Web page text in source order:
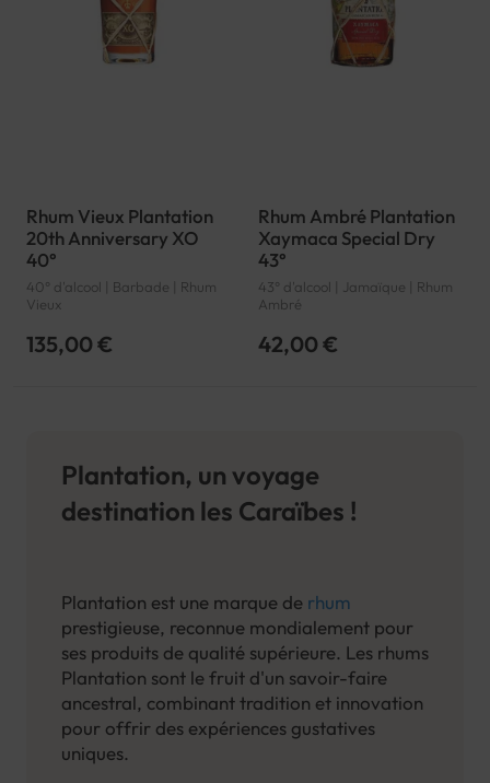
Rhum Vieux Plantation
20th Anniversary XO
40°
40° d'alcool | Barbade | Rhum
Vieux
135,00 €
Rhum Ambré Plantation
Xaymaca Special Dry
43°
43° d'alcool | Jamaïque | Rhum
Ambré
42,00 €
Plantation, un voyage
destination les Caraïbes !
Plantation est une marque de rhum
prestigieuse, reconnue mondialement pour
ses produits de qualité supérieure. Les rhums
Plantation sont le fruit d'un savoir-faire
ancestral, combinant tradition et innovation
pour offrir des expériences gustatives
uniques.